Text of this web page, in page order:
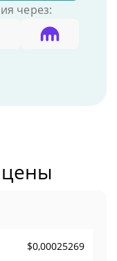
через:
цены
$0,00025269